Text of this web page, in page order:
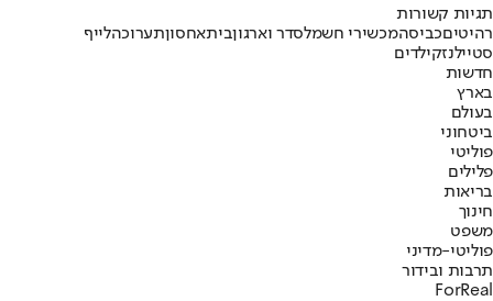
תגיות קשורות
רהיטיםכביסהמכשירי חשמלסדר וארגוןביתאחסוןתערוכהלייף
סטיילנזקילדים
חדשות
בארץ
בעולם
ביטחוני
פוליטי
פלילים
בריאות
חינוך
משפט
פוליטי-מדיני
תרבות ובידור
ForReal